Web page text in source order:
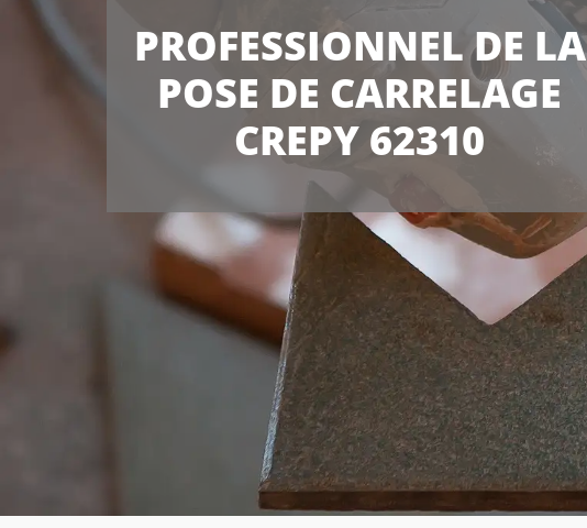
PROFESSIONNEL DE LA
POSE DE CARRELAGE
CREPY 62310